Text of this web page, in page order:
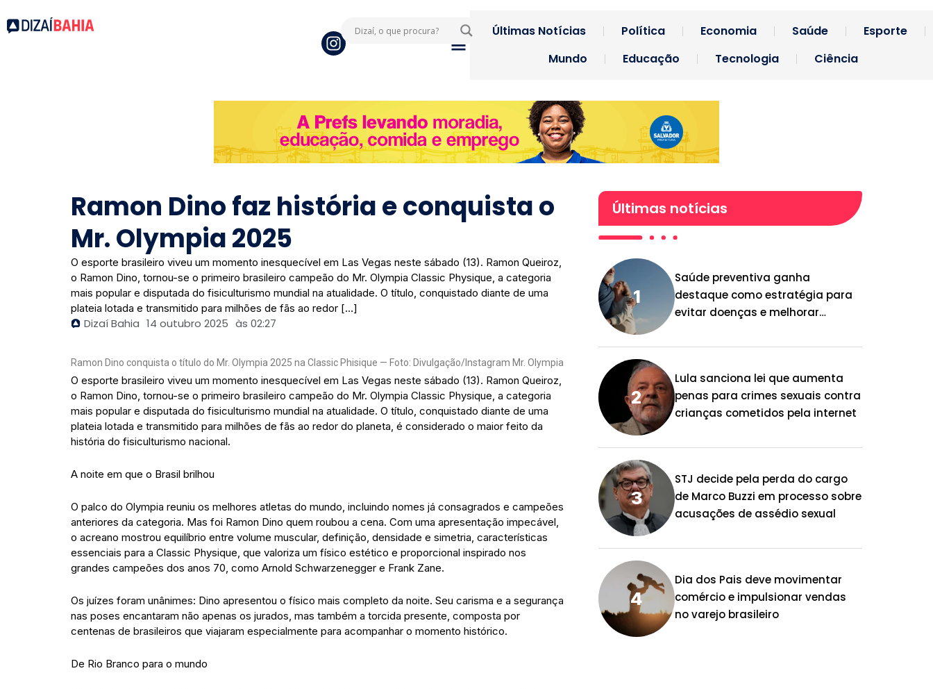
Últimas Notícias Política Economia Saúde
Esporte
Mundo
Educação Tecnologia Ciência
Ramon Dino faz história e conquista o
Mr. Olympia 2025
O esporte brasileiro viveu um momento inesquecível em Las Vegas neste sábado (13). Ramon Queiroz,
o Ramon Dino, tornou-se o primeiro brasileiro campeão do Mr. Olympia Classic Physique, a categoria
mais popular e disputada do fisiculturismo mundial na atualidade. O título, conquistado diante de uma
plateia lotada e transmitido para milhões de fãs ao redor […]
Dizaí Bahia 14 outubro 2025 às 02:27
Ramon Dino conquista o título do Mr. Olympia 2025 na Classic Phisique — Foto: Divulgação/Instagram Mr. Olympia
O esporte brasileiro viveu um momento inesquecível em Las Vegas neste sábado (13). Ramon Queiroz,
o Ramon Dino, tornou-se o primeiro brasileiro campeão do Mr. Olympia Classic Physique, a categoria
mais popular e disputada do fisiculturismo mundial na atualidade. O título, conquistado diante de uma
plateia lotada e transmitido para milhões de fãs ao redor do planeta, é considerado o maior feito da
história do fisiculturismo nacional.
A noite em que o Brasil brilhou
O palco do Olympia reuniu os melhores atletas do mundo, incluindo nomes já consagrados e campeões
anteriores da categoria. Mas foi Ramon Dino quem roubou a cena. Com uma apresentação impecável,
o acreano mostrou equilíbrio entre volume muscular, definição, densidade e simetria, características
essenciais para a Classic Physique, que valoriza um físico estético e proporcional inspirado nos
grandes campeões dos anos 70, como Arnold Schwarzenegger e Frank Zane.
Os juízes foram unânimes: Dino apresentou o físico mais completo da noite. Seu carisma e a segurança
nas poses encantaram não apenas os jurados, mas também a torcida presente, composta por
centenas de brasileiros que viajaram especialmente para acompanhar o momento histórico.
De Rio Branco para o mundo
Últimas notícias
Saúde preventiva ganha
destaque como estratégia para
evitar doenças e melhorar
Lula sanciona lei que aumenta
penas para crimes sexuais contra
crianças cometidos pela internet
STJ decide pela perda do cargo
de Marco Buzzi em processo sobre
acusações de assédio sexual
Dia dos Pais deve movimentar
comércio e impulsionar vendas
no varejo brasileiro